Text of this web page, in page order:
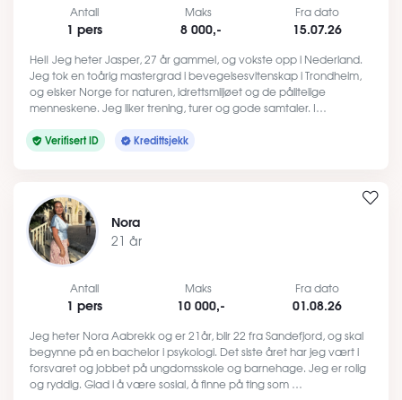
Antall
1 pers
Maks
8 000,-
Fra dato
15.07.26
Hei! Jeg heter Jasper, 27 år gammel, og vokste opp i Nederland.
Jeg tok en toårig mastergrad i bevegelsesvitenskap i Trondheim,
og elsker Norge for naturen, idrettsmiljøet og de pålitelige
menneskene. Jeg liker trening, turer og gode samtaler. I…
Verifisert ID Kredittsjekk
Nora
21 år
Antall
1 pers
Maks
10 000,-
Fra dato
01.08.26
Jeg heter Nora Aabrekk og er 21år, blir 22 fra Sandefjord, og skal
begynne på en bachelor i psykologi. Det siste året har jeg vært i
forsvaret og jobbet på ungdomsskole og barnehage. Jeg er rolig
og ryddig. Glad i å være sosial, å finne på ting som …